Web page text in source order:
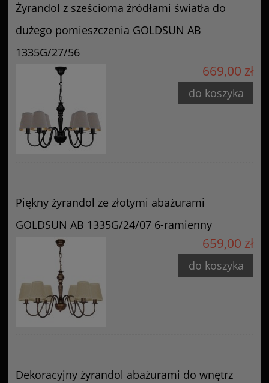
Żyrandol z sześcioma źródłami światła do
dużego pomieszczenia GOLDSUN AB
1335G/27/56
669,00 zł
do koszyka
Piękny żyrandol ze złotymi abażurami
GOLDSUN AB 1335G/24/07 6-ramienny
659,00 zł
do koszyka
Dekoracyjny żyrandol abażurami do wnętrz